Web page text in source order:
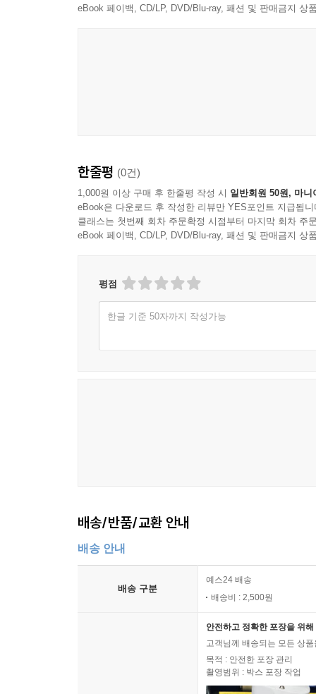
1. 창작 소재에 대한 감각적 탐구
3. 창작 소재의 매개 제시에 의한 서사물 표현
4장 교육 실천 결과 논의
1. 지도 대상 및 과정
eBook 페이백, CD/LP, DVD/Blu-ray, 패션 및 판매금지 상
한줄평 (0건)
1,000원 이상 구매 후 한줄평 작성 시 일반회원 50원, 마니
eBook은 다운로드 후 작성한 리뷰만 YES포인트 지급됩니
클래스는 첫번째 회차 주문확정 시점부터 마지막 회차 주
eBook 페이백, CD/LP, DVD/Blu-ray, 패션 및 판매금지 상
평점
한글 기준 50자까지 작성가능
배송/반품/교환 안내
배송 안내
배송 구분
예스24 배송
배송비 : 2,500원
안전하고 정확한 포장을 위
고객님께 배송되는 모든 상
목적 : 안전한 포장 관리
촬영범위 : 박스 포장 작업